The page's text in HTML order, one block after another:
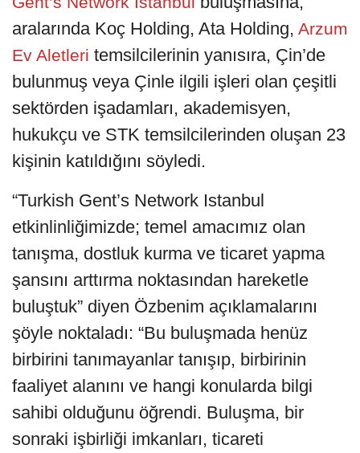
aralarında Koç Holding, Ata Holding, Arzum
Ev Aletleri temsilcilerinin yanısıra, Çin’de
bulunmuş veya Çinle ilgili işleri olan çeşitli
sektörden işadamları, akademisyen,
hukukçu ve STK temsilcilerinden oluşan 23
kişinin katıldığını söyledi.
“Turkish Gent’s Network Istanbul
etkinlinliğimizde; temel amacımız olan
tanışma, dostluk kurma ve ticaret yapma
şansını arttırma noktasından hareketle
buluştuk” diyen Özbenim açıklamalarını
şöyle noktaladı: “Bu buluşmada henüz
birbirini tanımayanlar tanışıp, birbirinin
faaliyet alanını ve hangi konularda bilgi
sahibi olduğunu öğrendi. Buluşma, bir
sonraki işbirliği imkanları, ticareti